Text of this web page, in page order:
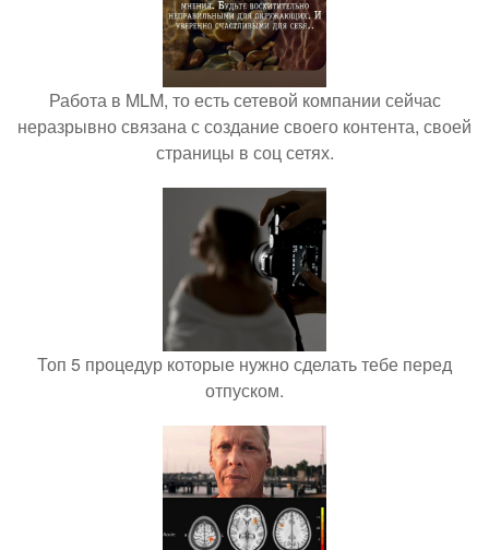
Работа в MLM, то есть сетевой компании сейчас
неразрывно связана с создание своего контента, своей
страницы в соц сетях.
Топ 5 процедур которые нужно сделать тебе перед
отпуском.